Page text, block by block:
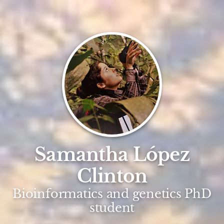
Samantha López
Clinton
Bioinformatics and genetics PhD
student